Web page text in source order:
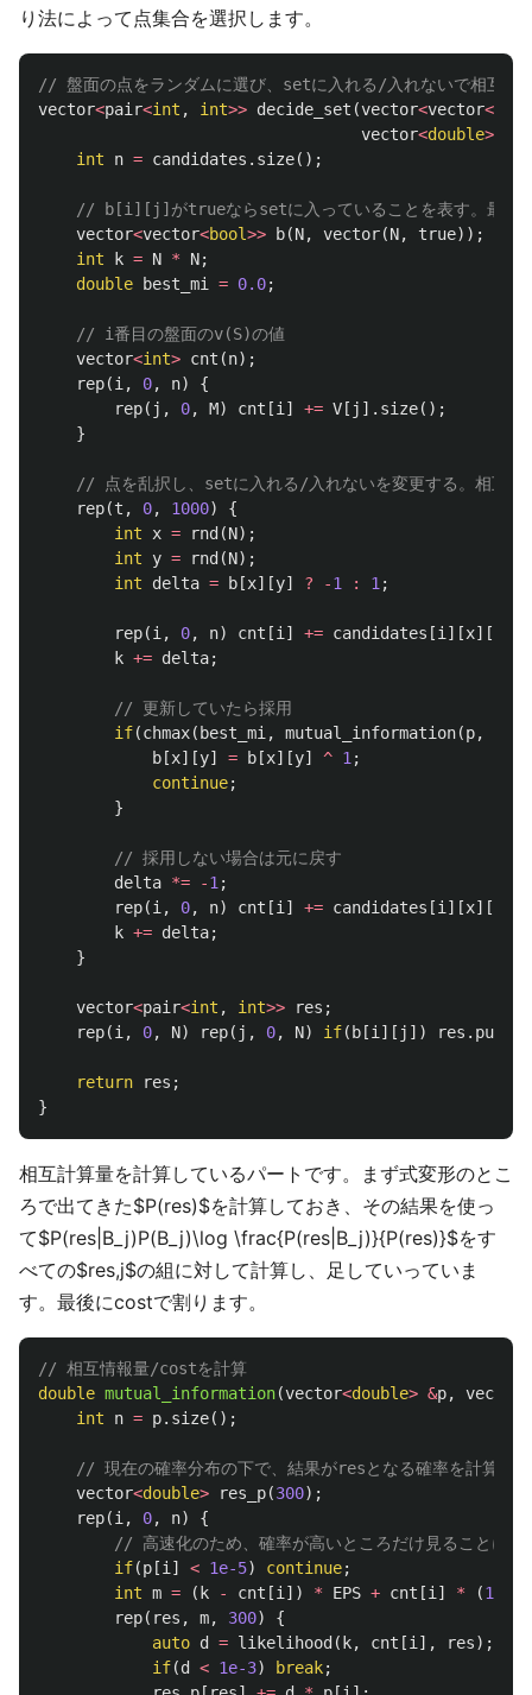
り法によって点集合を選択します。
// 盤面の点をランダムに選び、setに入れる/入れないで相互情
vector<pair<int , int>> decide_set (vector<vector<
vector<double>
int
n = candidates . size();
// b[i][j]がtrueならsetに入っていることを表す。最初は
vector<vector<bool>> b(N, vector(N, true));
int
k = N * N;
double
best_mi = 0.0;
// i番目の盤面のv(S)の値
vector<int> cnt (n);
rep(i , 0, n)
{
rep( j , 0, M) cnt [i ] += V [ j ]. size();
}
// 点を乱択し、setに入れる/入れないを変更する。相互
rep(t , 0, 1000)
{
int
x = rnd (N);
int
y = rnd (N);
int
delta = b [x][y] ? -1 : 1 ;
rep(i , 0, n) cnt [i ] += candidates [i ][x][
k += delta;
// 更新していたら採用
if(chmax( best_mi , mutual_information(p,
b [x][y] = b [x][y] ^ 1 ;
continue;
}
// 採用しない場合は元に戻す
delta *= -1 ;
rep(i , 0, n) cnt [i ] += candidates [i ][x][
k += delta;
}
vector<pair<int , int>> res ;
rep(i , 0, N) rep( j , 0, N) if( b [i ][ j ]) res .
return res ;
}
相互計算量を計算しているパートです。まず式変形のとこ
ろで出てきた$P(res)$を計算しておき、その結果を使っ
て$P(res|B_j)P(B_j)\log \frac{P(res|B_j)}{P(res)}$をす
べての$res,j$の組に対して計算し、足していっていま
す。最後にcostで割ります。
// 相互情報量/costを計算
double mutual_information(vector<double> &p, vector
int
n = p. size();
// 現在の確率分布の下で、結果がresとなる確率を計算
vector<double> res_p(300);
rep(i , 0, n)
{
// 高速化のため、確率が高いところだけ見ることに
if(p [i ] < 1e-5) continue;
int m = ( k - cnt [i ]) * EPS + cnt [i ] * (1
rep( res , m, 300)
{
auto d = likelihood ( k, cnt [i ], res);
if(d < 1e-3) break;